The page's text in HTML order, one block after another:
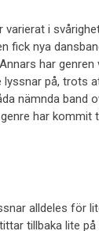
i
fick nya
har
på, trots
nämnda band
har kommit
alldeles för
tillbaka lite